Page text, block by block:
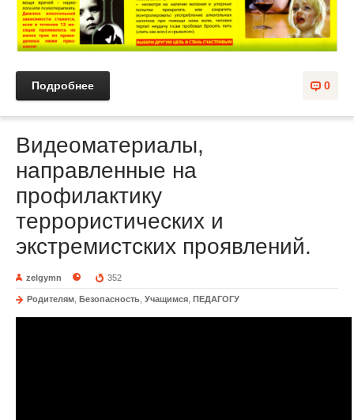
0
Подробнее
Видеоматериалы,
направленные на
профилактику
террористических и
экстремистских проявлений.
zelgymn 352
Родителям Безопасность Учащимся ПЕДАГОГУ